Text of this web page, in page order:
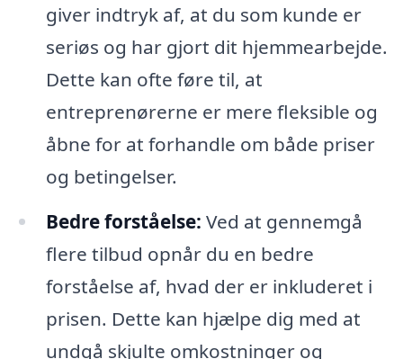
giver indtryk af, at du som kunde er
seriøs og har gjort dit hjemmearbejde.
Dette kan ofte føre til, at
entreprenørerne er mere fleksible og
åbne for at forhandle om både priser
og betingelser.
Bedre forståelse: Ved at gennemgå
flere tilbud opnår du en bedre
forståelse af, hvad der er inkluderet i
prisen. Dette kan hjælpe dig med at
undgå skjulte omkostninger og